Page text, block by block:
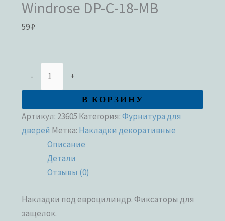
Windrose DP-C-18-MB
59₽
- +
В КОРЗИНУ
Артикул: 23605 Категория:Фурнитура для
дверей Метка: Накладки декоративные
Описание
Детали
Отзывы (0)
Накладки под евроцилиндр. Фиксаторы для
защелок.